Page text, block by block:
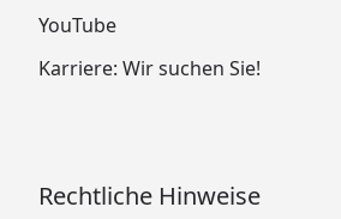
YouTube
Karriere: Wir suchen Sie!
Rechtliche Hinweise